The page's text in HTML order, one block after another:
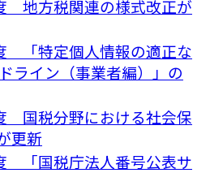
地方税関連の様式改正が
「特定個人情報の適正な
ライン（事業者編）」の
国税分野における社会保
更新
「国税庁法人番号公表サ